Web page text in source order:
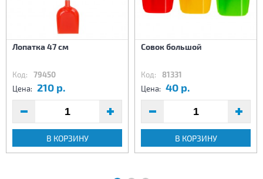
Лопатка 47 см
Код: 79450
Цена: 210 р.
В КОРЗИНУ
Совок большой
Код: 81331
Цена: 40 р.
В КОРЗИНУ